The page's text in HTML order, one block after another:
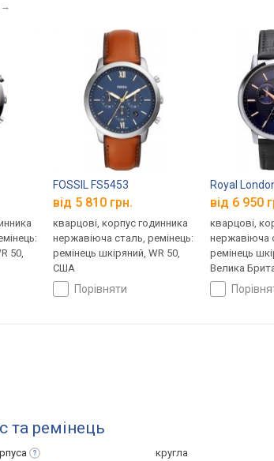
→
50,
FOSSIL FS5453
від 5 810 грн.
кварцові, корпус годинника
нержавіюча сталь, ремінець:
ремінець шкіряний, WR 50,
США
порівняти
Royal
від 6 950
кварцові,
нержавіюча
ремінець
Велика
та ремінець
кругла